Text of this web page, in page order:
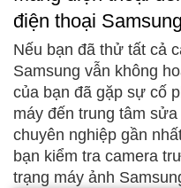
điện thoại
Nếu bạn đã thử tất cả
Samsung vẫn không
của bạn đã gặp sự cố
máy đến trung tâm
chuyên nghiệp gần
bạn kiểm tra camera
trạng máy ảnh